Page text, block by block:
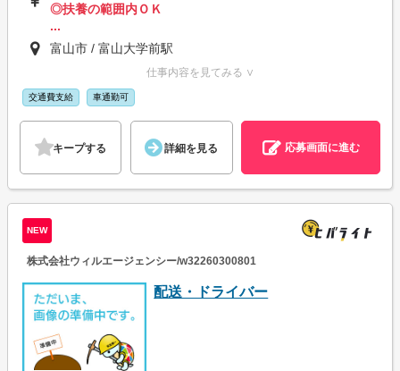
◎扶養の範囲内ＯＫ
...
富山市 / 富山大学前駅
仕事内容を見てみる ∨
交通費支給 車通勤可
キープする 詳細を見る 応募画面に進む
NEW
株式会社ウィルエージェンシー/w32260300801
配送・ドライバー